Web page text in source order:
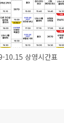
10.15 상영시간표